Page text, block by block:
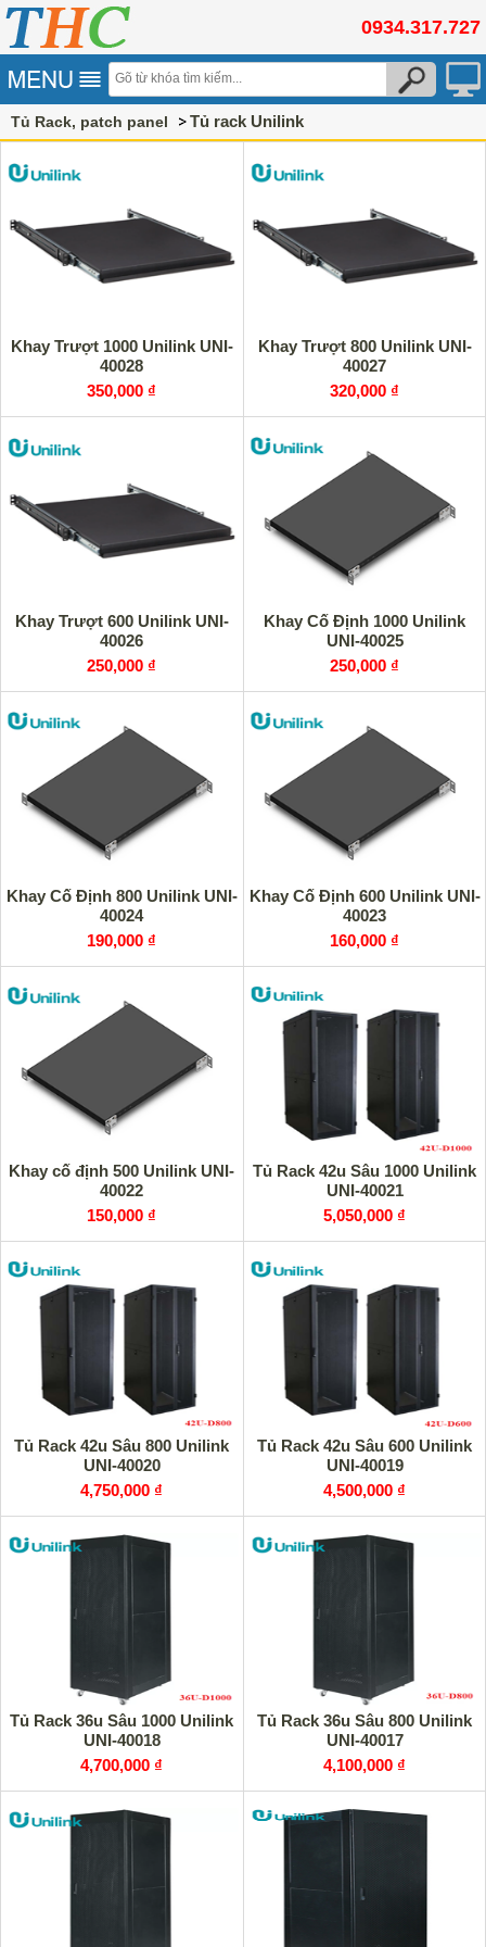
0934.317.727
Tủ Rack, patch panel Tủ rack Unilink
Khay Trượt 1000 Unilink UNI-
40028
350,000 ₫
Khay Trượt 800 Unilink UNI-
40027
320,000 ₫
Khay Trượt 600 Unilink UNI-
40026
250,000 ₫
Khay Cố Định 1000 Unilink
UNI-40025
250,000 ₫
Khay Cố Định 800 Unilink UNI-
40024
190,000 ₫
Khay Cố Định 600 Unilink UNI-
40023
160,000 ₫
Khay cố định 500 Unilink UNI-
40022
150,000 ₫
Tủ Rack 42u Sâu 1000 Unilink
UNI-40021
5,050,000 ₫
Tủ Rack 42u Sâu 800 Unilink
UNI-40020
4,750,000 ₫
Tủ Rack 42u Sâu 600 Unilink
UNI-40019
4,500,000 ₫
Tủ Rack 36u Sâu 1000 Unilink
UNI-40018
4,700,000 ₫
Tủ Rack 36u Sâu 800 Unilink
UNI-40017
4,100,000 ₫